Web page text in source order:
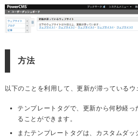
方法
以下のことを利用して、更新が滞っているウ
テンプレートタグで、更新から何秒経っ
ることができます。
またテンプレートタグは、カスタムダ